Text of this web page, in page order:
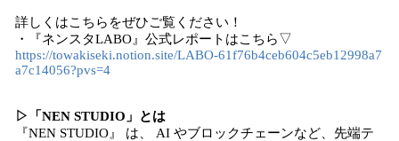
詳しくはこちらをぜひご覧ください！
・『ネンスタLABO』公式レポートはこちら▽
https://towakiseki.notion.site/LABO-61f76b4ceb604c5eb12998a7
a7c14056?pvs=4
▷「NEN STUDIO」とは
『NEN STUDIO』 は、 AI やブロックチェーンなど、先端テ